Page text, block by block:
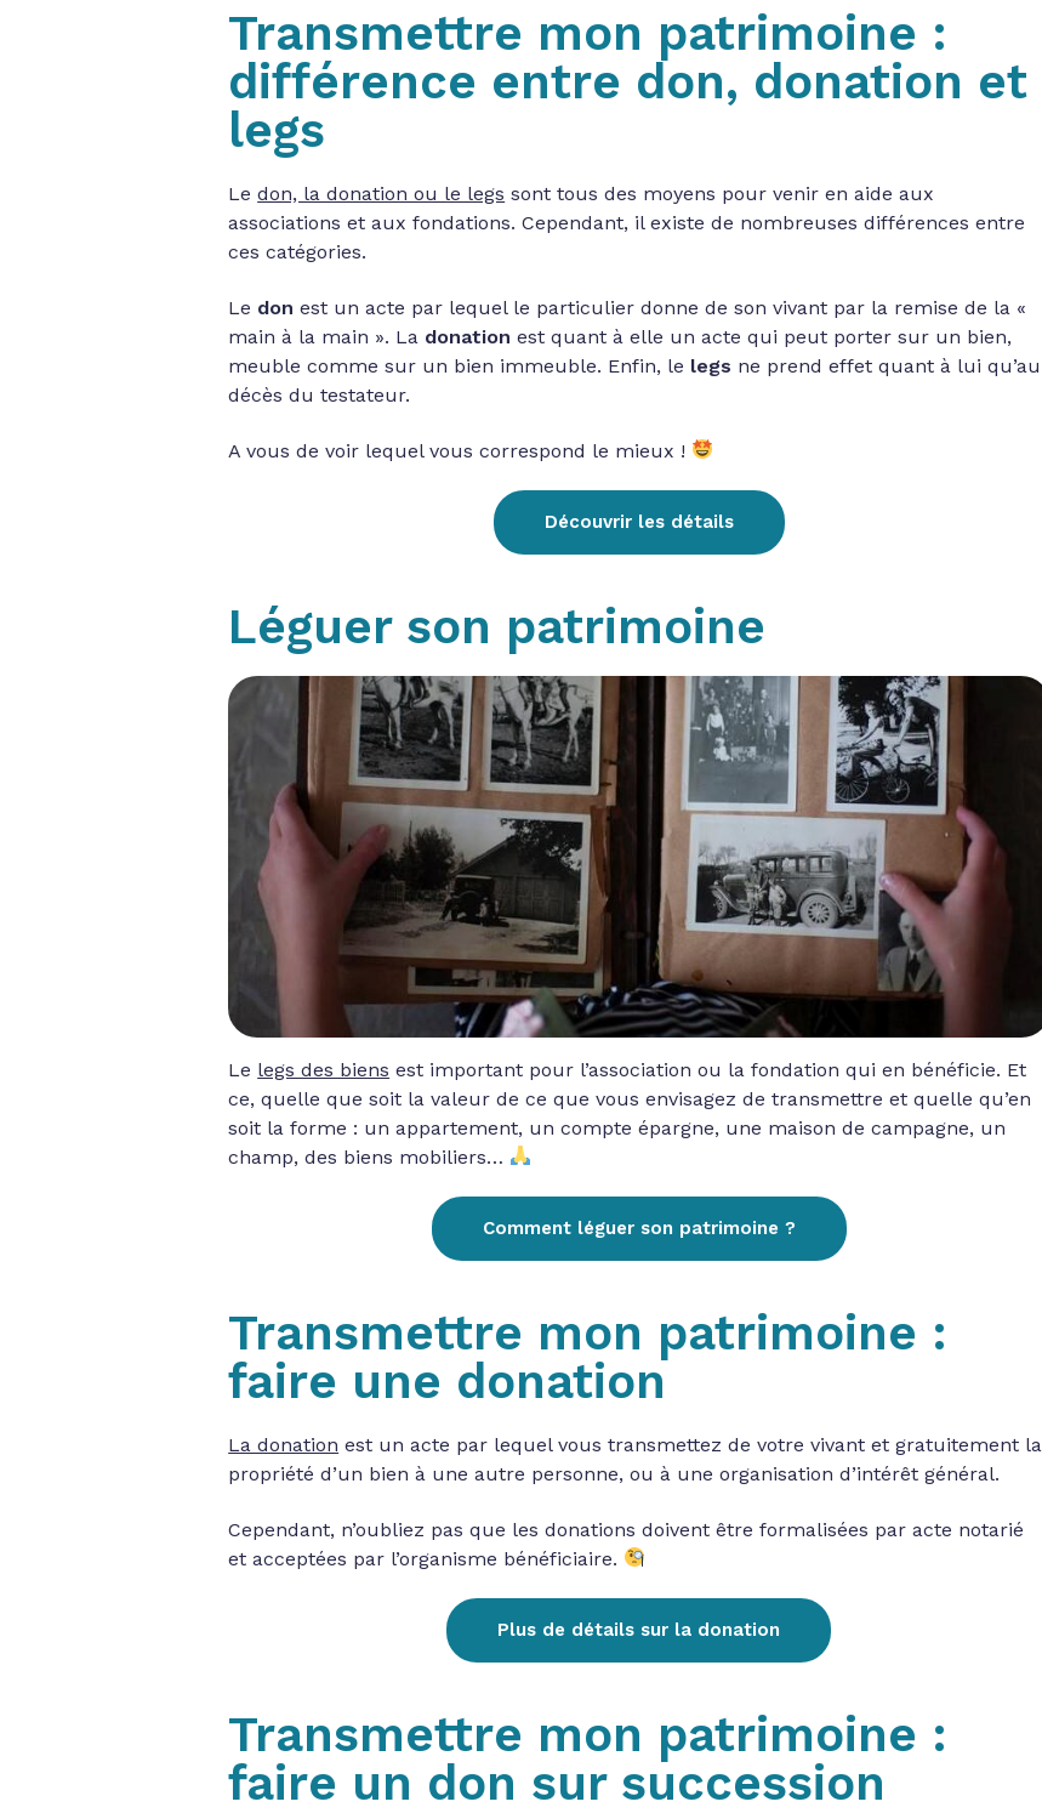
Transmettre mon patrimoine :
différence entre don, donation et
legs
Ledon, la donation ou le legs sont tous des moyens pour venir en aide aux
associations et aux fondations. Cependant, il existe de nombreuses différences entre
ces catégories.
Le don est un acte par lequel le particulier donne de son vivant par la remise de la «
main à la main ». La donation est quant à elle un acte qui peut porter sur un bien,
meuble comme sur un bien immeuble. Enfin, le legs ne prend effet quant à lui qu’au
décès du testateur.
A vous de voir lequel vous correspond le mieux !
Découvrir les détails
Léguer son patrimoine
Le legs des biens est important pour l’association ou la fondation qui en bénéficie. Et
ce, quelle que soit la valeur de ce que vous envisagez de transmettre et quelle qu’en
soit la forme : un appartement, un compte épargne, une maison de campagne, un
champ, des biens mobiliers…
Comment léguer son patrimoine ?
Transmettre mon patrimoine :
faire une donation
La donation est un acte par lequel vous transmettez de votre vivant et gratuitement la
propriété d’un bien à une autre personne, ou à une organisation d’intérêt général.
Cependant, n’oubliez pas que les donations doivent être formalisées par acte notarié
et acceptées par l’organisme bénéficiaire.
Plus de détails sur la donation
Transmettre mon patrimoine :
faire un don sur succession